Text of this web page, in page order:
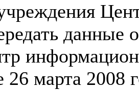
данные
26 марта 2008